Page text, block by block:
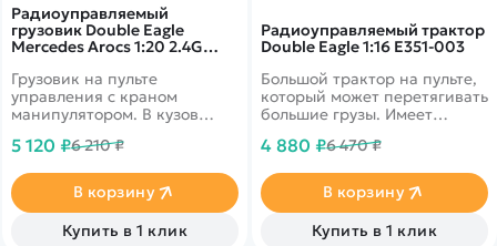
Радиоуправляемый
грузовик Double Eagle
Mercedes Arocs 1:20 2.4G
Грузовик на пульте
управления с краном
манипулятором. В кузов
доски, а также не большие
5 120 ₽6 210 ₽
В корзину
Купить в 1 клик
Радиоуправляемый трактор
Double Eagle 1:16 E351-003
Большой трактор на пульте,
который может перетягивать
большие грузы. Имеет
благодаря внушительным
4 880 ₽6 470 ₽
В корзину
Купить в 1 клик